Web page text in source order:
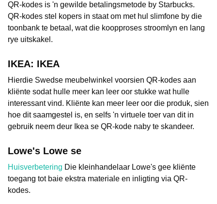
QR-kodes is 'n gewilde betalingsmetode by Starbucks.
QR-kodes stel kopers in staat om met hul slimfone by die
toonbank te betaal, wat die koopproses stroomlyn en lang
rye uitskakel.
IKEA: IKEA
Hierdie Swedse meubelwinkel voorsien QR-kodes aan
kliënte sodat hulle meer kan leer oor stukke wat hulle
interessant vind. Kliënte kan meer leer oor die produk, sien
hoe dit saamgestel is, en selfs 'n virtuele toer van dit in
gebruik neem deur Ikea se QR-kode naby te skandeer.
Lowe's Lowe se
Huisverbetering Die kleinhandelaar Lowe's gee kliënte
toegang tot baie ekstra materiale en inligting via QR-
kodes.